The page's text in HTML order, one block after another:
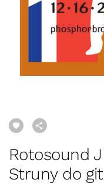
Rotosound
Struny do